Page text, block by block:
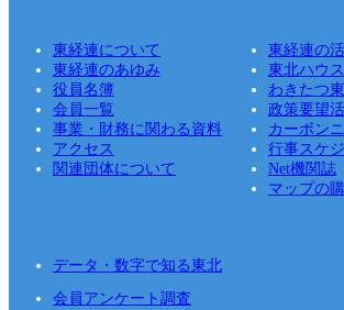
東経連について
東経連の
東経連のあゆみ
東北ハウス
役員名簿
わきたつ
会員一覧
政策要望
事業・財務に関わる資料
カーボン
アクセス
行事スケ
関連団体について
Net機関誌
マップの
データ・数字で知る東北
会員アンケート調査